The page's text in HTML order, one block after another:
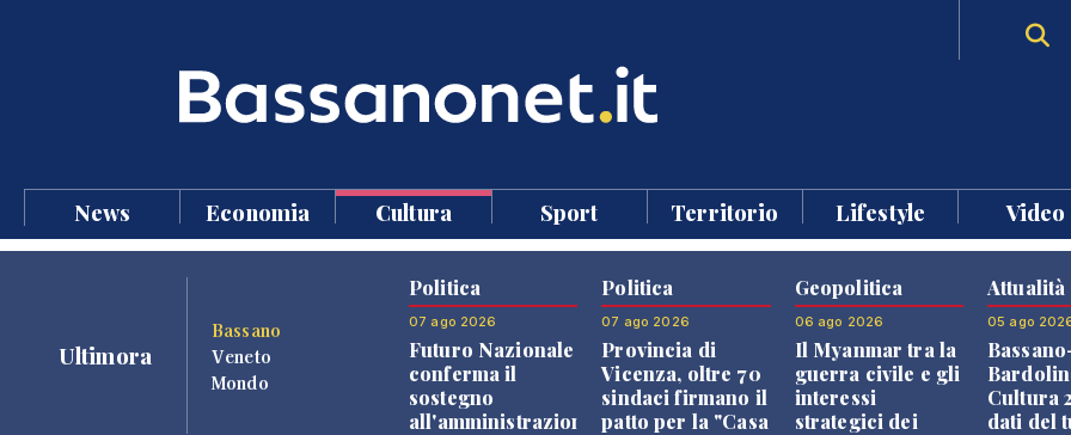
News Economia Cultura Sport Territorio Lifestyle Video
Ultimora
Bassano
Veneto
Mondo
Politica
07 ago 2026
Futuro Nazionale
conferma il
sostegno
all'amministrazione
Politica
07 ago 2026
Provincia di
Vicenza, oltre 70
sindaci firmano il
patto per la "Casa
Geopolitica
06 ago 2026
Il Myanmar tra la
guerra civile e gli
interessi
strategici dei
Attualità
05 ago
Cultura
dati del